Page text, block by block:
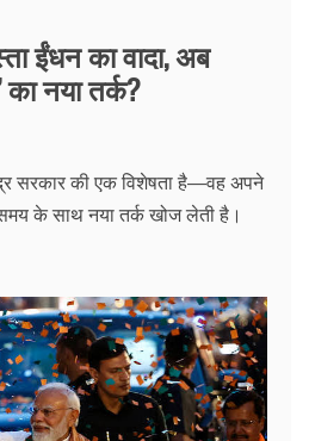
ईंधन का वादा, अब
का नया तर्क?
सरकार की एक विशेषता है—वह अपने
के साथ नया तर्क खोज लेती है।